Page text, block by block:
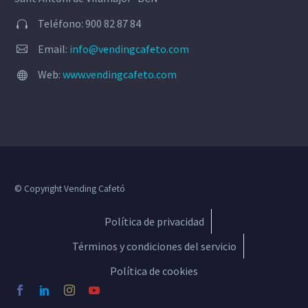

 Teléfono: 900 82 87 84

 Email: info@vendingcafeto.com

 Web: www.vendingcafeto.com
© Copyright Vending Cafetó
Política de privacidad
Términos y condiciones del servicio
Política de cookies